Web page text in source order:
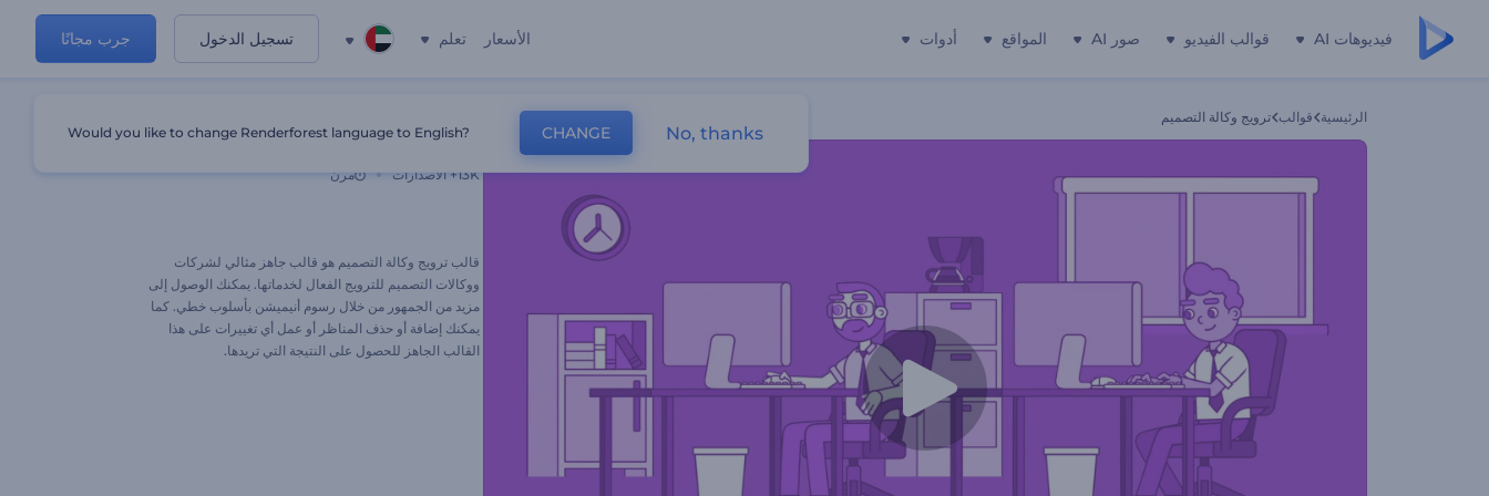
فيديوهات AI قوالب الفيديو صور AI المواقع أدوات الأسعار تعلم تسجيل الدخول جرب مجانًا
الرئيسية قوالب ترويج وكالة التصميم
13K+ الاصدارات مرن
قالب ترويج وكالة التصميم هو قالب جاهز مثالي لشركات
ووكالات التصميم للترويج الفعال لخدماتها. يمكنك الوصول إلى
مزيد من الجمهور من خلال رسوم أنيميشن بأسلوب خطي. كما
يمكنك إضافة أو حذف المناظر أو عمل أي تغييرات على هذا
القالب الجاهز للحصول على النتيجة التي تريدها.
Would you like to change Renderforest language to English? CHANGE No, thanks